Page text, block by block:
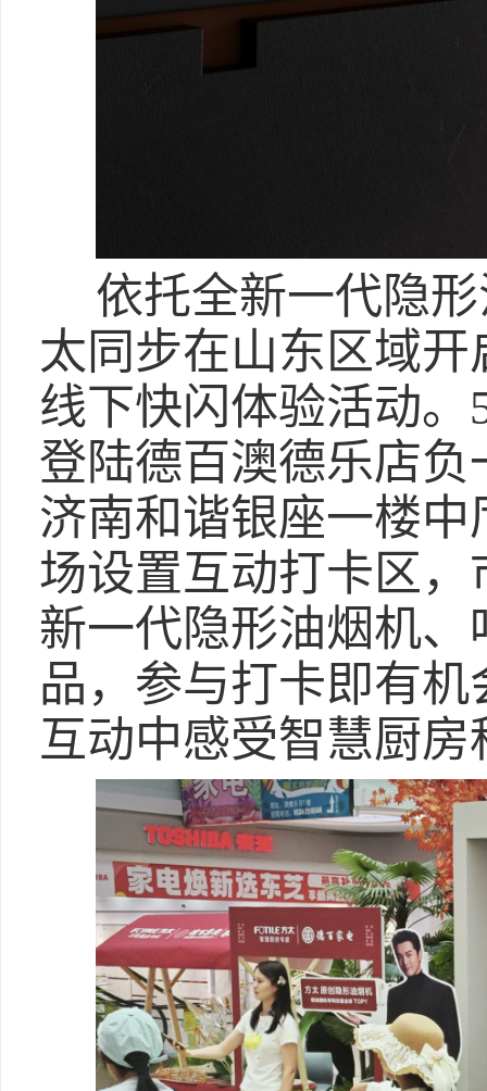
依托全新一代隐
太同步在山东区域
线下快闪体验活动。
登陆德百澳德乐店负
济南和谐银座一楼
场设置互动打卡区
新一代隐形油烟机
品，参与打卡即有
互动中感受智慧厨